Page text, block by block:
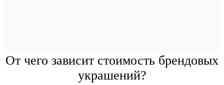
От чего зависит стоимость брендовых
украшений?